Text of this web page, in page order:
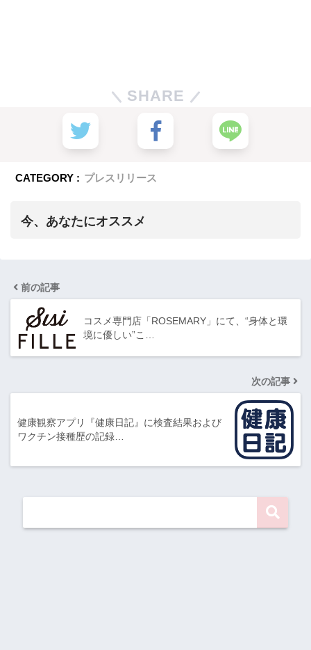
SHARE
CATEGORY : プレスリリース
今、あなたにオススメ
前の記事
コスメ専門店「ROSEMARY」にて、“身体と環
境に優しい”こ…
次の記事
健康観察アプリ『健康日記』に検査結果および
ワクチン接種歴の記録…